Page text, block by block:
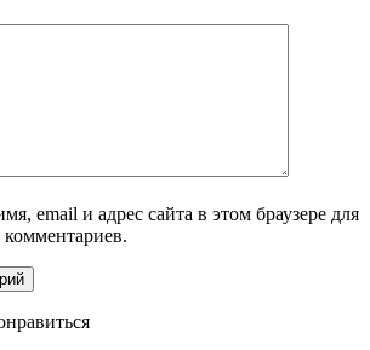
email и адрес сайта в этом браузере для